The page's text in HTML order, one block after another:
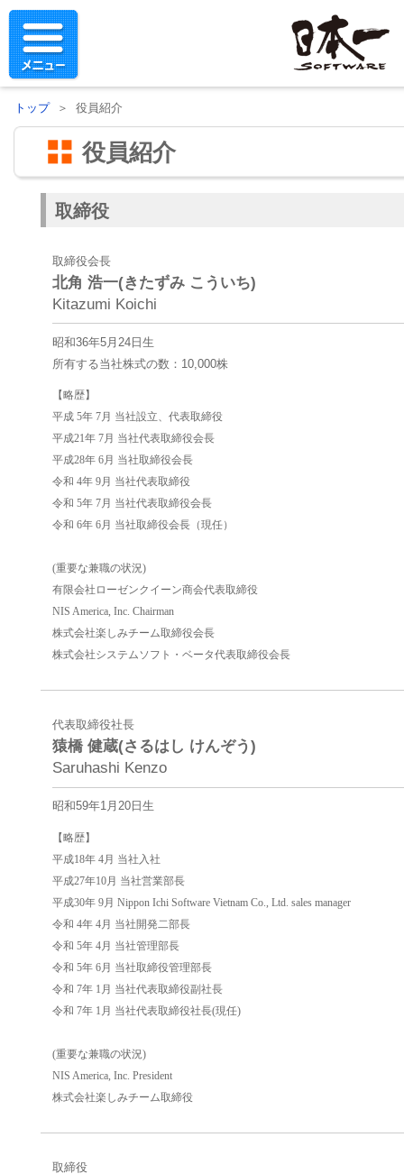
トップ＞ 役員紹介
役員紹介
取締役
取締役会長
北角 浩一(きたずみ こういち)
Kitazumi Koichi
昭和36年5月24日生
所有する当社株式の数：10,000株
【略歴】
平成 5年 7月 当社設立、代表取締役
平成21年 7月 当社代表取締役会長
平成28年 6月 当社取締役会長
令和 4年 9月 当社代表取締役
令和 5年 7月 当社代表取締役会長
令和 6年 6月 当社取締役会長（現任）
(重要な兼職の状況)
有限会社ローゼンクイーン商会代表取締役
NIS America, Inc. Chairman
株式会社楽しみチーム取締役会長
株式会社システムソフト・ベータ代表取締役会長
代表取締役社長
猿橋 健蔵(さるはし けんぞう)
Saruhashi Kenzo
昭和59年1月20日生
【略歴】
平成18年 4月 当社入社
平成27年10月 当社営業部長
平成30年 9月 Nippon Ichi Software Vietnam Co., Ltd. sales manager
令和 4年 4月 当社開発二部長
令和 5年 4月 当社管理部長
令和 5年 6月 当社取締役管理部長
令和 7年 1月 当社代表取締役副社長
令和 7年 1月 当社代表取締役社長(現任)
(重要な兼職の状況)
NIS America, Inc. President
株式会社楽しみチーム取締役
取締役